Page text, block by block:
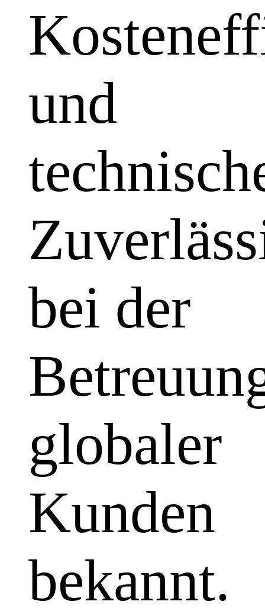
und
bei der
globaler
Kunden
bekannt.